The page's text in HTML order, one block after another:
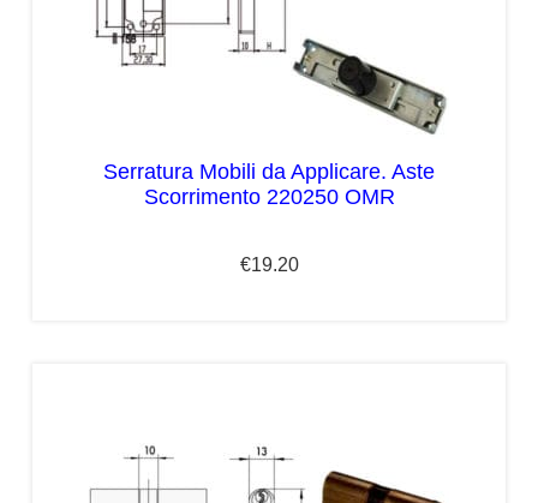
Serratura Mobili da Applicare. Aste
Scorrimento 220250 OMR
€19.20